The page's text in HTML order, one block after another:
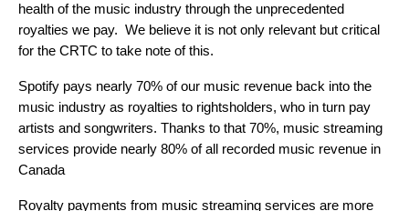
health of the music industry through the unprecedented
royalties we pay. We believe it is not only relevant but critical
for the CRTC to take note of this.
Spotify pays nearly 70% of our music revenue back into the
music industry as royalties to rightsholders, who in turn pay
artists and songwriters. Thanks to that 70%, music streaming
services provide nearly 80% of all recorded music revenue in
Canada
Royalty payments from music streaming services are more